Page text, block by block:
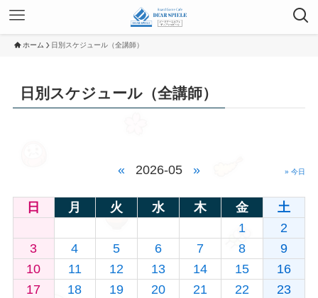
ホーム 日別スケジュール（全講師）
日別スケジュール（全講師）
« 2026-05 » » 今日
日 月 火 水 木 金
土
1
2
3
4 5 6 7 8
9
10
11 12 13 14 15
16
17
18 19 20 21 22
23